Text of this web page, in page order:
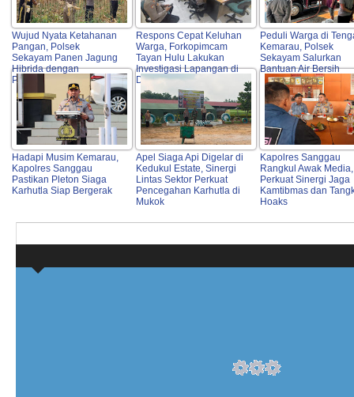
Wujud Nyata Ketahanan
Pangan, Polsek
Sekayam Panen Jagung
Hibrida dengan
Produktivitas Tinggi
Respons Cepat Keluhan
Warga, Forkopimcam
Tayan Hulu Lakukan
Investigasi Lapangan di
DAS Lape
Peduli Warga di
Kemarau, Polsek
Sekayam Salurkan
Bantuan Air Bersih
Hadapi Musim Kemarau,
Kapolres Sanggau
Pastikan Pleton Siaga
Karhutla Siap Bergerak
Apel Siaga Api Digelar di
Kedukul Estate, Sinergi
Lintas Sektor Perkuat
Pencegahan Karhutla di
Mukok
Kapolres Sanggau
Rangkul Awak Media,
Perkuat Sinergi Jaga
Kamtibmas dan
Hoaks